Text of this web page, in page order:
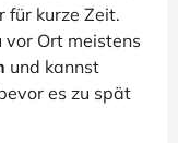
für kurze Zeit.
Ort meistens
und kannst
es zu spät